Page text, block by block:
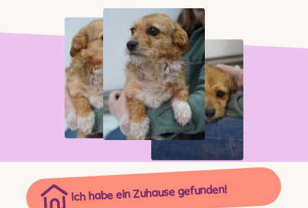
Ich habe ein Zuhause gefunden!